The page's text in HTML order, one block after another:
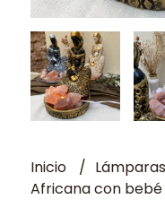
Inicio
Africana con bebé